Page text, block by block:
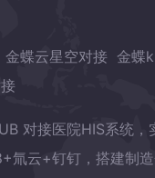
金蝶云星空对接 金蝶
对接医院HIS系统，
氚云+钉钉，搭建制